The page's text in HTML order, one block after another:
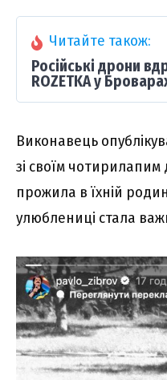
Читайте також:
Російські дрони
ROZETKA у
Виконавець
зі своїм чотирилапим
прожила в їхній
улюблениці стала